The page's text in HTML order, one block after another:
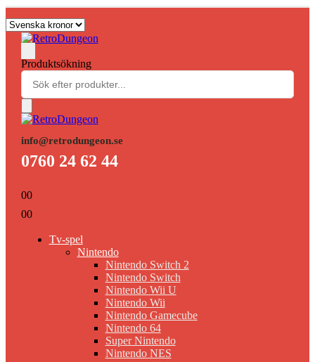
Produktsökning
info@retrodungeon.se
0760 24 62 44
00
00
Tv-spel
Nintendo
Nintendo Switch 2
Nintendo Switch
Nintendo Wii U
Nintendo Wii
Nintendo Gamecube
Nintendo 64
Super Nintendo
Nintendo NES